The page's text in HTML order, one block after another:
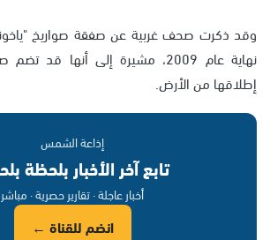
وقد ذكرت صحف غربية عن صفقة صواريخ
نهاية عام 2009، مشيرة إلى أنها
إطلاقها من الأرض.
إذاعة الشمس
تابع آخر الأخبار بلحظة
أخبار عاجلة · تقارير حصرية · مباشر
انضم للقناة ←